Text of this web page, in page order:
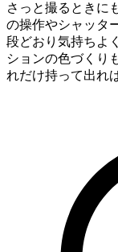
さっと撮るときに
の操作やシャッタ
段どおり気持ちよ
ションの色づくり
れだけ持って出れ